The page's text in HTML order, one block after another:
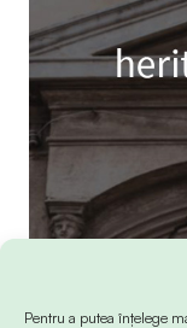
Pentru a putea înțelege